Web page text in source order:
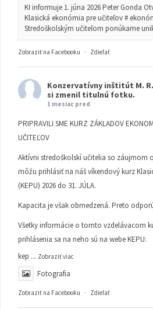
KI informuje 1. júna 2026 Peter Gonda
Klasická ekonómia pre učiteľov #
Stredoškolským učiteľom ponúkame
Zobraziť na Facebooku · Zdieľať
Konzervatívny inštitút M.
si zmenil titulnú fotku.
1 mesiac pred
PRIPRAVILI SME KURZ ZÁKLADOV
UČITEĽOV
Aktívni stredoškolskí učitelia so záujmom
môžu prihlásiť na náš víkendový kurz
(KEPU) 2026 do 31. JÚLA.
Kapacita je však obmedzená. Preto
Všetky informácie o tomto vzdelávacom
prihlásenia sa na neho sú na webe KEPU:
kep ... Zobraziť viac
Fotografia
Zobraziť na Facebooku · Zdieľať